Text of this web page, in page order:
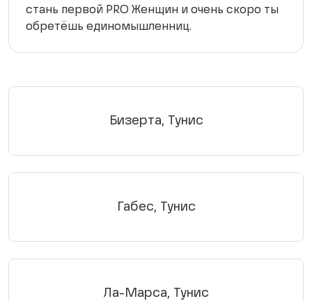
стань первой PRO Женщин и очень скоро ты
обретёшь единомышленниц.
Бизерта, Тунис
Габес, Тунис
Ла-Марса, Тунис